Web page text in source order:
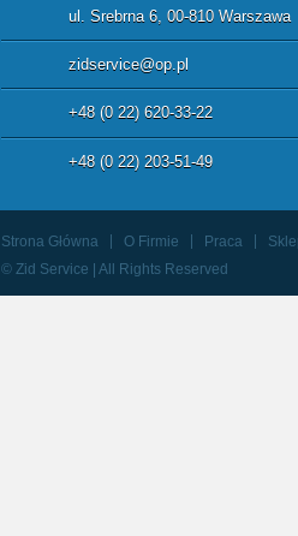
ul. Srebrna 6, 00-810 Warszawa
zidservice@op.pl
+48 (0 22) 620-33-22
+48 (0 22) 203-51-49
Strona Główna O Firmie Praca
© Zid Service | All Rights Reserved